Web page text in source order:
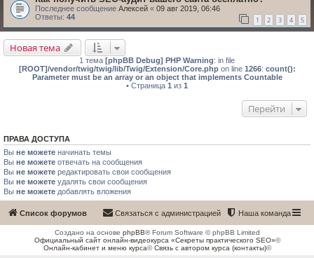
Последнее сообщение Алексей « 09 авг 2019, 06:46
Ответы: 44 1 2 3 4 5
Новая тема
1 тема [phpBB Debug] PHP Warning: in file
[ROOT]/vendor/twig/twig/lib/Twig/Extension/Core.phpon line 1266: count():
Parameter must be an array or an object that implements Countable
• Страница 1 из 1
Перейти
ПРАВА ДОСТУПА
Вы не можете начинать темы
Вы не можете отвечать на сообщения
Вы не можете редактировать свои сообщения
Вы не можете удалять свои сообщения
Вы не можете добавлять вложения
Список форумов Наша команда
Связаться с администрацией
Создано на основе phpBB® Forum Software © phpBB Limited
Официальный сайт онлайн-видеокурса «Секреты практического SEO»©
Онлайн-кабинет и меню курса©Связь с автором курса (контакты)©